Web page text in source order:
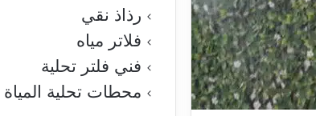
رذاذ نقي
فلاتر مياه
فني فلتر تحلية
محطات تحلية المياة